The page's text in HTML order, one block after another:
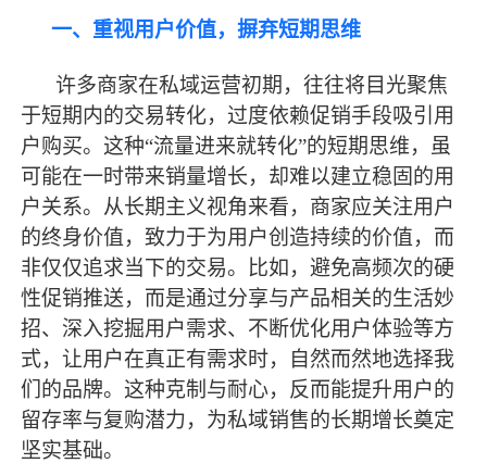
一、重视用户价值，摒弃短期思维
许多商家在私域运营初期，往往将目光聚焦
于短期内的交易转化，过度依赖促销手段吸引用
户购买。这种“流量进来就转化”的短期思维，虽
可能在一时带来销量增长，却难以建立稳固的用
户关系。从长期主义视角来看，商家应关注用户
的终身价值，致力于为用户创造持续的价值，而
非仅仅追求当下的交易。比如，避免高频次的硬
性促销推送，而是通过分享与产品相关的生活妙
招、深入挖掘用户需求、不断优化用户体验等方
式，让用户在真正有需求时，自然而然地选择我
们的品牌。这种克制与耐心，反而能提升用户的
留存率与复购潜力，为私域销售的长期增长奠定
坚实基础。